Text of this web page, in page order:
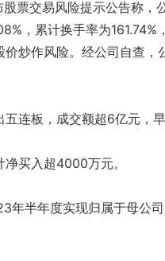
票交易风险提示公告称，
，累计换手率为
炒作风险。经公司自查
连板，成交额超6亿元，早
买入超4000万元。
年半年度实现归属于母公